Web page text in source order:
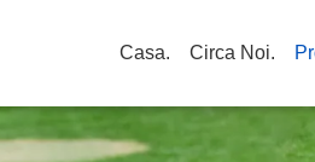
Casa. Circa Noi.